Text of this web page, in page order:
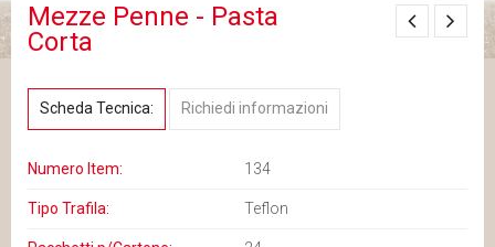
Mezze Penne - Pasta
Corta
Scheda Tecnica: Richiedi informazioni
Numero Item: 134
Tipo Trafila: Teflon